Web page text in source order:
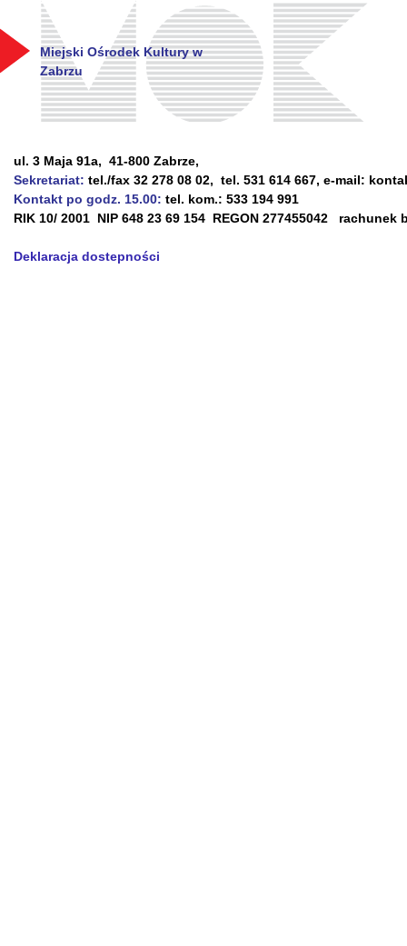
Miejski Ośrodek Kultury w
Zabrzu
ul. 3 Maja 91a, 41-800 Zabrze,
Sekretariat: tel./fax 32 278 08 02, tel. 531 614 667, e-mail:
Kontakt po godz. 15.00: tel. kom.: 533 194 991
RIK 10/ 2001 NIP 648 23 69 154 REGON 277455042 rachunek
Deklaracja dostepności